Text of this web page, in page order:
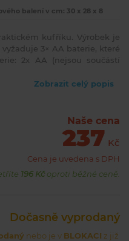
balení v cm: 30 x 28 x 8
kufříku. Výrobek je
3× AA baterie, které
2x AA (nejsou součástí
Zobrazit celý popis
Naše cena
237 Kč
Cena je uvedena s DPH
196 Kčoproti běžné ceně.
Dočasně vyprodaný
nebo je v BLOKACI z již